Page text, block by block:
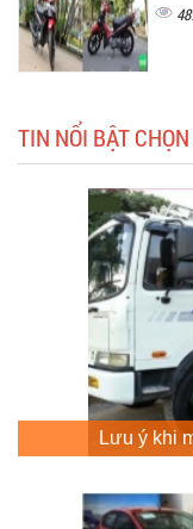
TIN NỔI BẬT
Lưu ý khi